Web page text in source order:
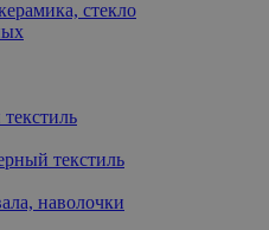
стекло
текстиль
наволочки